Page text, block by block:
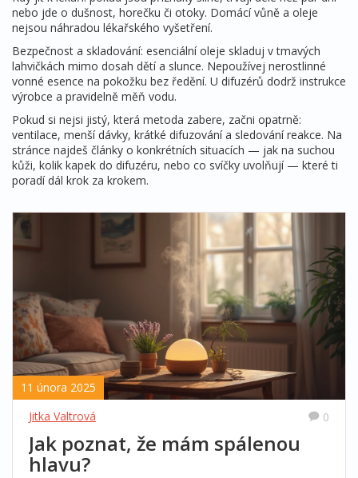
nebo jde o dušnost, horečku či otoky. Domácí vůně a oleje
nejsou náhradou lékařského vyšetření.
Bezpečnost a skladování: esenciální oleje skladuj v tmavých
lahvičkách mimo dosah dětí a slunce. Nepoužívej nerostlinné
vonné esence na pokožku bez ředění. U difuzérů dodrž instrukce
výrobce a pravidelně měň vodu.
Pokud si nejsi jistý, která metoda zabere, začni opatrně:
ventilace, menší dávky, krátké difuzování a sledování reakce. Na
stránce najdeš články o konkrétních situacích — jak na suchou
kůži, kolik kapek do difuzéru, nebo co svíčky uvolňují — které ti
poradí dál krok za krokem.
11 února 2025
Jitka Valtrová
0
Jak poznat, že mám spálenou
hlavu?